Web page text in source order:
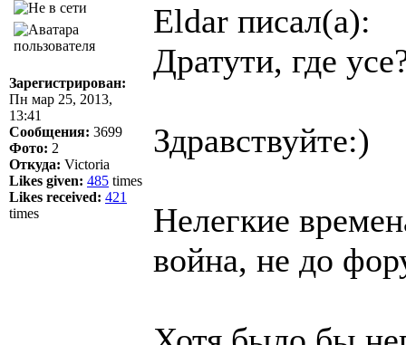
Зарегистрирован:
Пн мар 25, 2013,
13:41
Сообщения: 3699
Фото: 2
Откуда: Victoria
Likes given: 485 times
Likes received: 421
times
Eldar писал(а):
Дратути, где
Здравствуйте:)
Нелегкие
война, не до